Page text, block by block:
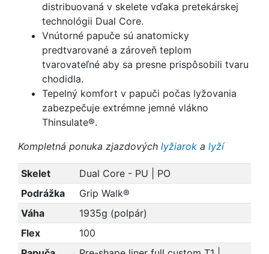
distribuovaná v skelete vďaka pretekárskej
technológii Dual Core.
Vnútorné papuče sú anatomicky
predtvarované a zároveň teplom
tvarovateľné aby sa presne prispôsobili tvaru
chodidla.
Tepelný komfort v papuči počas lyžovania
zabezpečuje extrémne jemné vlákno
Thinsulate®.
Kompletná ponuka zjazdových lyžiarok a lyží
Skelet
Dual Core - PU | PO
Podrážka
Grip Walk®
Váha
1935g (polpár)
Flex
100